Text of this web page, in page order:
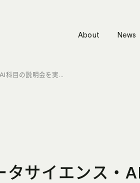
About News
応用基礎データサイエンス・AI科目の説明会を実施しました
タサイエンス・